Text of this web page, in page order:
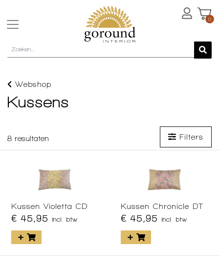
0
Webshop
Kussens
8 resultaten Filters
Kussen Violetta CD
€ 45,95 incl. btw
Kussen Chronicle DT
€ 45,95 incl. btw